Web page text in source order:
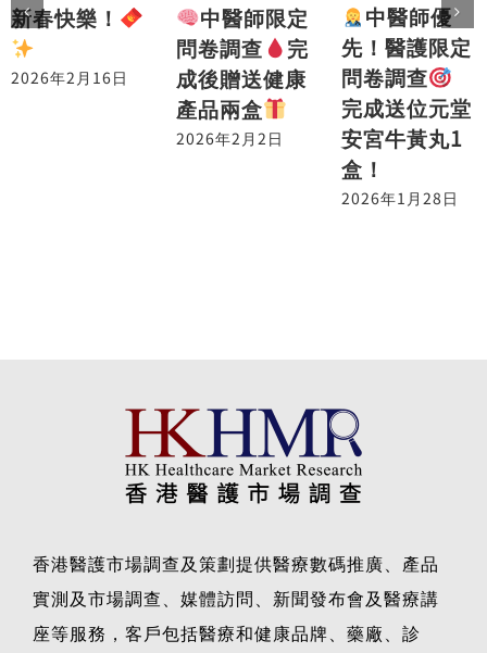
新春快樂！
2026年2月16日
中醫師限定
問卷調查
完
成後贈送健康
產品兩盒
2026年2月2日
中醫師優
先！醫護限定
問卷調查
完成送位元堂
安宮牛黃丸1
盒！
2026年1月28日
香港醫護市場調查及策劃提供醫療數碼推廣、產品
實測及市場調查、媒體訪問、新聞發布會及醫療講
座等服務，客戶包括醫療和健康品牌、藥廠、診